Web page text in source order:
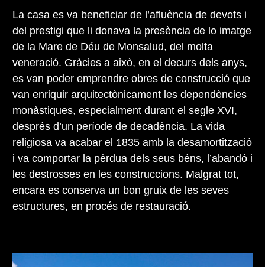
La casa es va beneficiar de l’afluència de devots i
del prestigi que li donava la presència de lo imatge
de la Mare de Déu de Monsalud, del molta
veneració. Gràcies a això, en el decurs dels anys,
es van poder emprendre obres de construcció que
van enriquir arquitectònicament les dependències
monàstiques, especialment durant el segle XVI,
després d’un període de decadència. La vida
religiosa va acabar el 1835 amb la desamortització
i va comportar la pèrdua dels seus béns, l’abandó i
les destrosses en les construccions. Malgrat tot,
encara es conserva un bon gruix de les seves
estructures, en procés de restauració.